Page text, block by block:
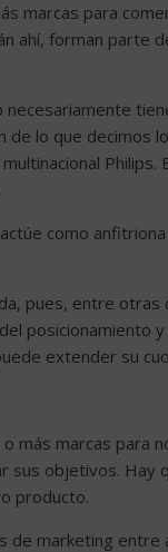
marcas para
ahí, forman parte
necesariamente
de lo que decimos
como
pues, entre otras
posicionamiento
extender su
más marcas para
objetivos. Hay
producto.
de marketing